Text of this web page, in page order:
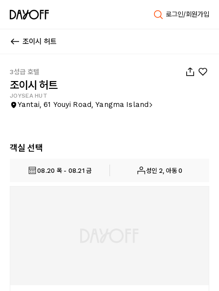
로그인/회원가입
조이시 허트
3성급 호텔
조이시 허트
JOYSEA HUT
Yantai, 61 Youyi Road, Yangma Island
객실 선택
08.20 목 - 08.21 금 성인 2, 아동 0